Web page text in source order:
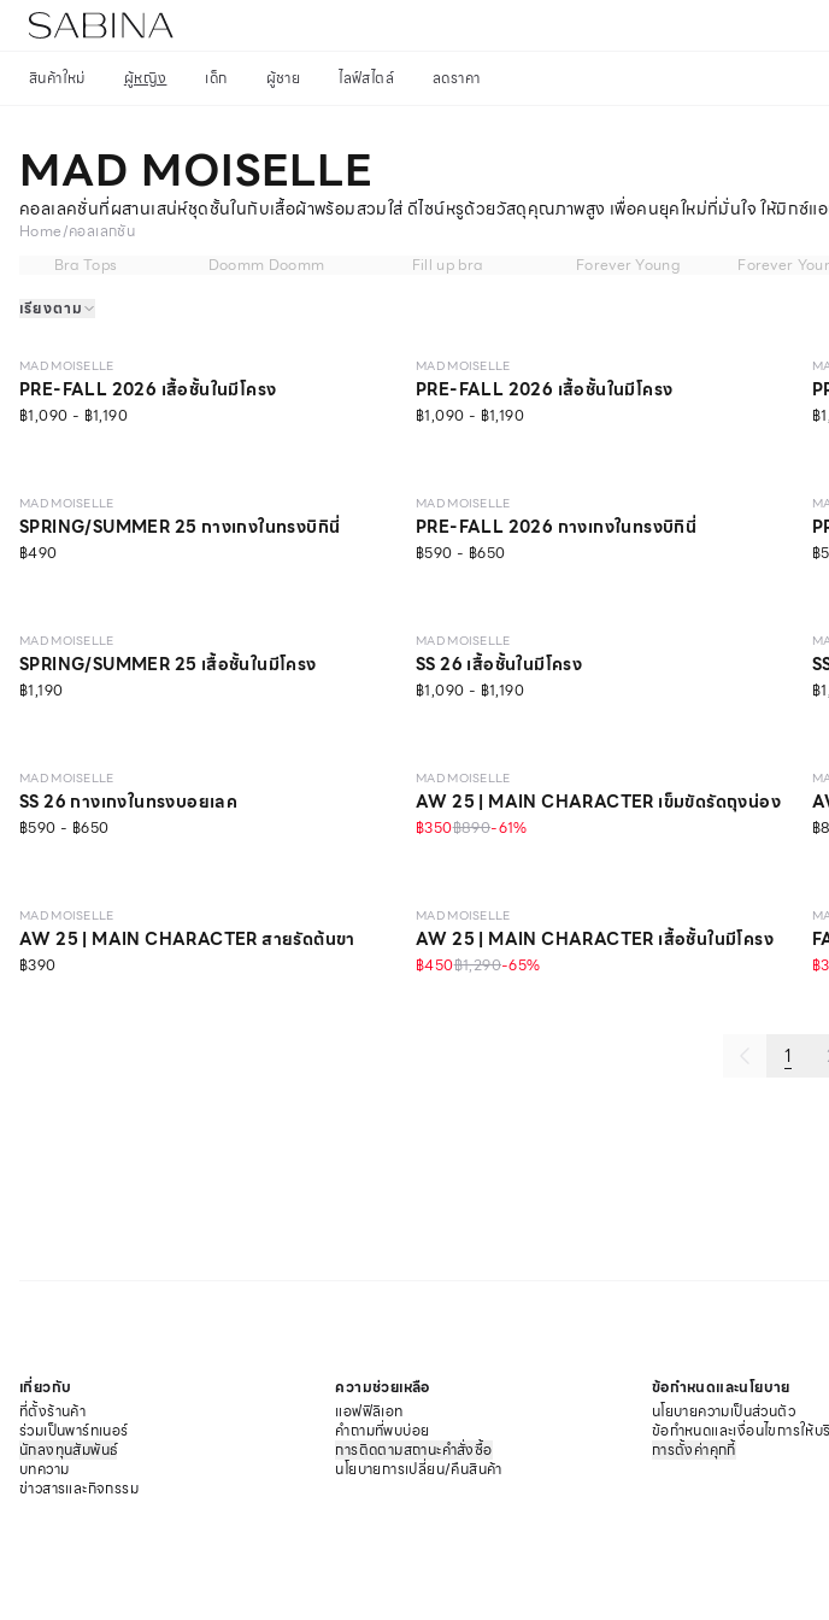
สินค้าใหม่ ผู้หญิง เด็ก ผู้ชาย ไลฟ์สไตล์ ลดราคา
MAD MOISELLE
คอลเลคชั่นที่ผสานเสน่ห์ชุดชั้นในกับเสื้อผ้าพร้อมสวมใส่ ดีไซน์หรูด้วยวัสดุคุณภาพสูง เพื่อคนยุคใหม่ที่มั่นใจ ให้มิกซ์แ
Home/คอลเลกชัน
Bra Tops
Doomm Doomm Fill up bra Forever Young Forever
เรียงตาม
NEW LEVEL 1
MAD MOISELLE
PRE-FALL 2026 เสื้อชั้นในมีโครง
฿1,090 - ฿1,190
MAD MOISELLE
PRE-FALL 2026 เสื้อชั้นในมีโครง
฿1,090 - ฿1,190 ฿
MAD MOISELLE
SPRING/SUMMER 25 กางเกงในทรงบิกินี่
฿490
MAD MOISELLE
PRE-FALL 2026 กางเกงในทรงบิกินี่
฿590 - ฿650 ฿
MAD MOISELLE
SPRING/SUMMER 25 เสื้อชั้นในมีโครง
฿1,190
MAD MOISELLE
SS 26 เสื้อชั้นในมีโครง
฿1,090 - ฿1,190 ฿
MAD MOISELLE
SS 26 กางเกงในทรงบอยเลค
฿590 - ฿650
MAD MOISELLE
AW 25 | MAIN CHARACTER เข็มขัดรัดถุงน่อง
฿350฿890-61% ฿
MAD MOISELLE
AW 25 | MAIN CHARACTER สายรัดต้นขา
฿390
MAD MOISELLE
AW 25 | MAIN CHARACTER เสื้อชั้นในมีโครง
฿450฿1,290-65% ฿
1
เกี่ยวกับ
ที่ตั้งร้านค้า
ร่วมเป็นพาร์ทเนอร์
นักลงทุนสัมพันธ์
บทความ
ข่าวสารและกิจกรรม
ความช่วยเหลือ
แอฟฟิลิเอท
คำถามที่พบบ่อย
การติดตามสถานะคำสั่งซื้อ
นโยบายการเปลี่ยน/คืนสินค้า
ข้อกำหนดและนโยบาย
นโยบายความเป็นส่วนตัว
ข้อกำหนดและเงื่อนไขการให้บ
การตั้งค่าคุกกี้